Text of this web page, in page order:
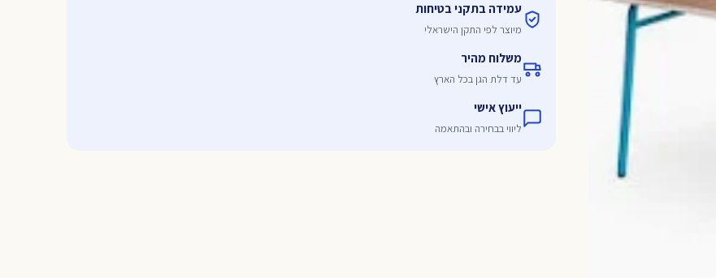
120*60
עמידה בתקני בטיחות
מיוצר לפי התקן הישראלי
משלוח מהיר
עד דלת הגן בכל הארץ
ייעוץ אישי
ליווי בבחירה ובהתאמה